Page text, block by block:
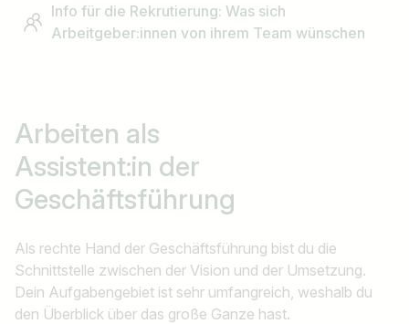
Info für die Rekrutierung: Was sich
Arbeitgeber:innen von ihrem Team wünschen
Arbeiten als
Assistent:in der
Geschäftsführung
Als rechte Hand der Geschäftsführung bist du die
Schnittstelle zwischen der Vision und der Umsetzung.
Dein Aufgabengebiet ist sehr umfangreich, weshalb du
den Überblick über das große Ganze hast.